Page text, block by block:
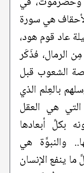
هي سورة
عاد قوم هود،
الرمال، فذَكَر
الشعوب قبل
بالعِلم الذي
هي العقل
بكلِّ أبعادها
والنبوَّة هي
ما ينفع الإنسان